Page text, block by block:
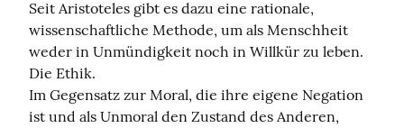
Seit Aristoteles gibt es dazu eine rationale,
wissenschaftliche Methode, um als Menschheit
weder in Unmündigkeit noch in Willkür zu leben.
Die Ethik.
Im Gegensatz zur Moral, die ihre eigene Negation
ist und als Unmoral den Zustand des Anderen,